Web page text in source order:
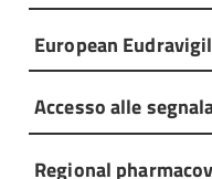
European
Accesso alle
Regional